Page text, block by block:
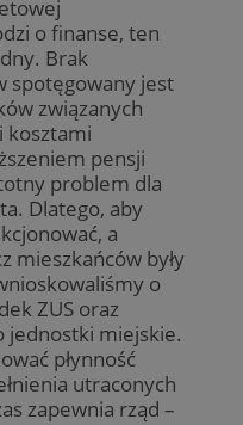
o finanse, ten
Brak
spotęgowany jest
związanych
kosztami
pensji
problem dla
Dlatego, aby
a
mieszkańców były
o
ZUS oraz
jednostki miejskie.
płynność
utraconych
zapewnia rząd –